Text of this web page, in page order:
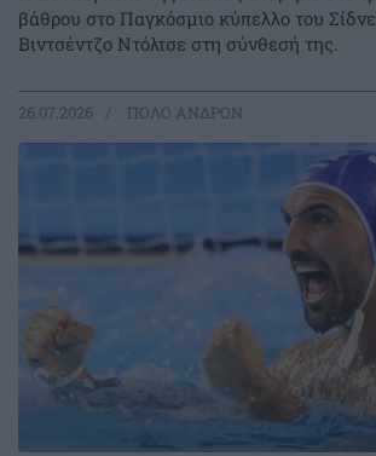
βάθρου στο Παγκόσμιο κύπελλο του
Βιντσέντζο Ντόλτσε στη σύνθεσή της.
26.07.2026 ΠΟΛΟ ΑΝΔΡΩΝ